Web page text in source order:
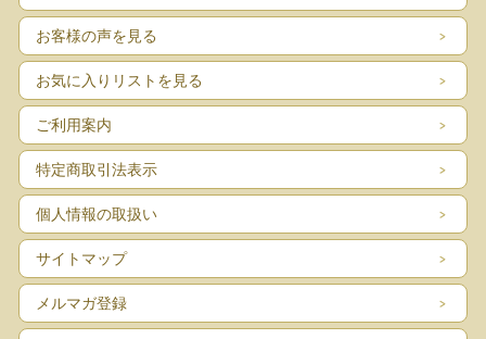
お客様の声を見る
お気に入りリストを見る
ご利用案内
特定商取引法表示
個人情報の取扱い
サイトマップ
メルマガ登録